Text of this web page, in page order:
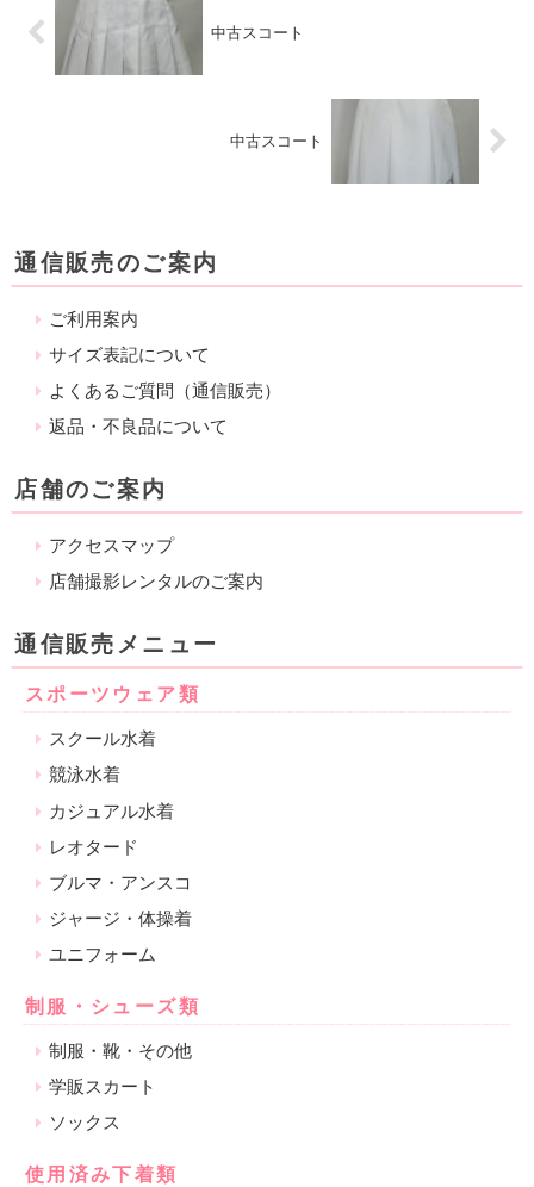
中古スコート
中古スコート
通信販売のご案内
ご利用案内
サイズ表記について
よくあるご質問（通信販売）
返品・不良品について
店舗のご案内
アクセスマップ
店舗撮影レンタルのご案内
通信販売メニュー
スポーツウェア類
スクール水着
競泳水着
カジュアル水着
レオタード
ブルマ・アンスコ
ジャージ・体操着
ユニフォーム
制服・シューズ類
制服・靴・その他
学販スカート
ソックス
使用済み下着類